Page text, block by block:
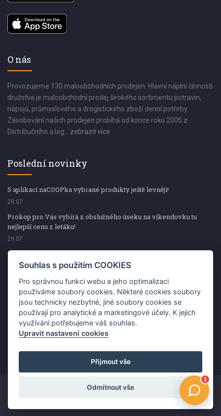
O nás
Provozujeme 130 maloobchodních prodejen. Hlavní náplní činnosti
družstva je maloobchodní prodej širokého sortimentu potravin,
nápojů, průmyslového a drogistického zboží denní potřeby.
Zásobování našich prodejen probíhá od konce roku 2005 z
Distribučního a log... zobrazit více
Poslední novinky
S aplikací naCOOPka vybrané produkty ještě levněji!
29.07
Prokop pro Vás vybírá z obslužného úseku na víkendovku tu
nejlepší cenu z letáku!
29.07
Prokop pro Vás vybírá z obslužného úseku na víkendovku tu
nejlepší cenu z letáku!
Kup špekáčky od Váhaly a vyhraj s naCOOPkou sekerku Fiskars
29.07
Prokop pro Vás vybírá na víkendovku ty nejlepší ceny z letáku!
29.07
Copyright ©2026 Jednota, spotřební družstvo v Hodoníně
Souhlas s použitím COOKIES
Pro správnou funkci webu a jeho optimalizaci
používáme soubory cookies. Některé cookies soubory
jsou technicky nezbytné, jiné soubory cookies se
používají pro analytické a marketingové účely. K jejich
využívání potřebujeme váš souhlas.
Upravit nastavení cookies
Přijmout vše
Odmítnout vše